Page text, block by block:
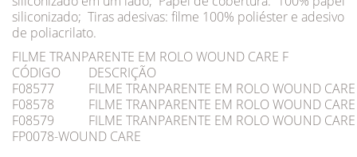
siliconizado; Tiras adesivas: filme 100% poliéster e adesivo
de poliacrilato.
FILME TRANPARENTE EM ROLO WOUND CARE F
CÓDIGO
DESCRIÇÃO
F08577
FILME TRANPARENTE EM ROLO WOUND
F08578
FILME TRANPARENTE EM ROLO WOUND
F08579
FILME TRANPARENTE EM ROLO WOUND
FP0078-WOUND CARE